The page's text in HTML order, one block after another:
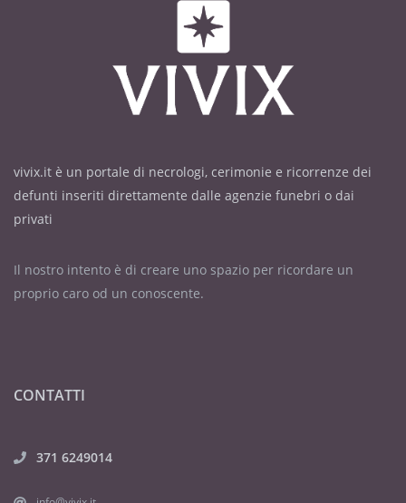
vivix.it è un portale di necrologi, cerimonie e ricorrenze dei
defunti inseriti direttamente dalle agenzie funebri o dai
privati
Il nostro intento è di creare uno spazio per ricordare un
proprio caro od un conoscente.
CONTATTI
371 6249014